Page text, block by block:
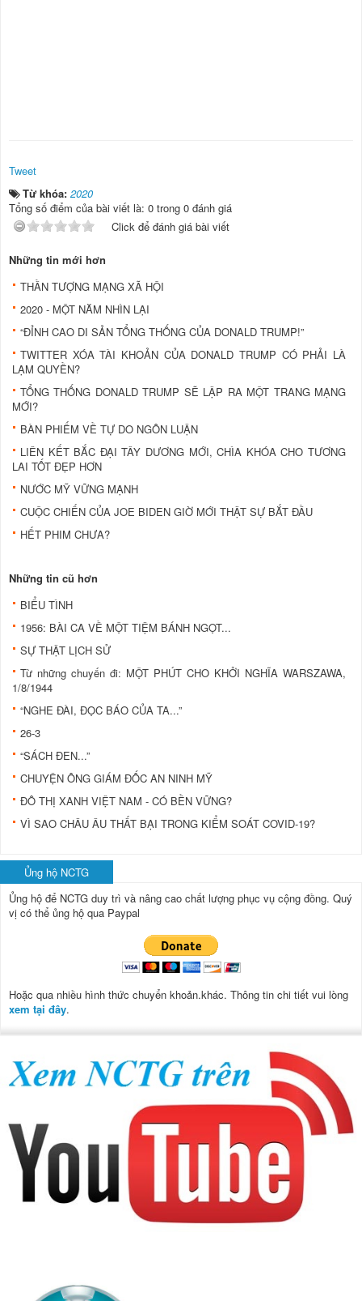
Tweet
Từ khóa: 2020
Tổng số điểm của bài viết là: 0 trong 0 đánh giá
Click để đánh giá bài viết
Những tin mới hơn
THẦN TƯỢNG MẠNG XÃ HỘI
2020 - MỘT NĂM NHÌN LẠI
“ĐỈNH CAO DI SẢN TỔNG THỐNG CỦA DONALD TRUMP!”
TWITTER XÓA TÀI KHOẢN CỦA DONALD TRUMP CÓ PHẢI LÀ
LẠM QUYỀN?
TỔNG THỐNG DONALD TRUMP SẼ LẬP RA MỘT TRANG MẠNG
MỚI?
BÀN PHIẾM VỀ TỰ DO NGÔN LUẬN
LIÊN KẾT BẮC ĐẠI TÂY DƯƠNG MỚI, CHÌA KHÓA CHO TƯƠNG
LAI TỐT ĐẸP HƠN
NƯỚC MỸ VỮNG MẠNH
CUỘC CHIẾN CỦA JOE BIDEN GIỜ MỚI THẬT SỰ BẮT ĐẦU
HẾT PHIM CHƯA?
Những tin cũ hơn
BIỂU TÌNH
1956: BÀI CA VỀ MỘT TIỆM BÁNH NGỌT...
SỰ THẬT LỊCH SỬ
Từ những chuyến đi: MỘT PHÚT CHO KHỞI NGHĨA WARSZAWA,
1/8/1944
“NGHE ĐÀI, ĐỌC BÁO CỦA TA...”
26-3
“SÁCH ĐEN...”
CHUYỆN ÔNG GIÁM ĐỐC AN NINH MỸ
ĐÔ THỊ XANH VIỆT NAM - CÓ BỀN VỮNG?
VÌ SAO CHÂU ÂU THẤT BẠI TRONG KIỂM SOÁT COVID-19?
Ủng hộ NCTG
Ủng hộ để NCTG duy trì và nâng cao chất lượng phục vụ cộng đồng. Quý
vị có thể ủng hộ qua Paypal
Hoặc qua nhiều hình thức chuyển khoản.khác. Thông tin chi tiết vui lòng
xem tại đây.